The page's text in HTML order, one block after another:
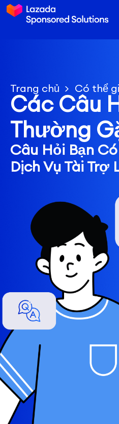
Trang chủ Có thể giảm tỷ lệ
Các Câu
Thường
Câu Hỏi Bạn
Dịch Vụ Tài Trợ